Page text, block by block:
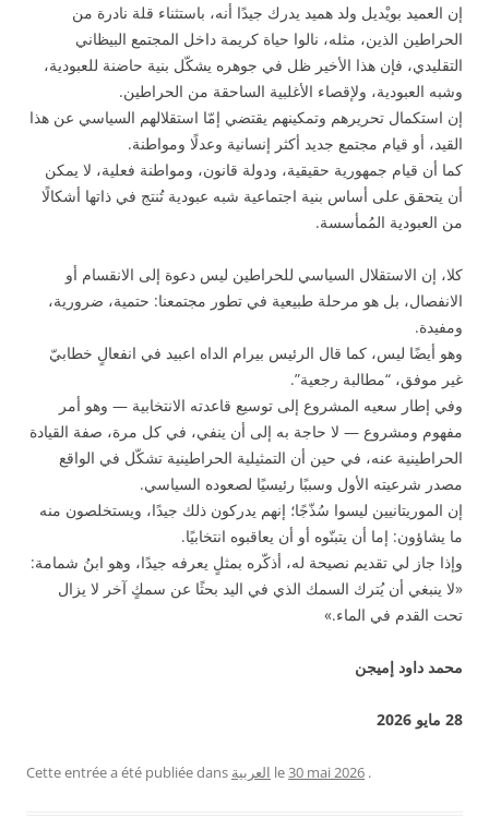
إن العميد بويْديل ولد هميد يدرك جيدًا أنه، باستثناء قلة نادرة من
الحراطين الذين، مثله، نالوا حياة كريمة داخل المجتمع البيظاني
التقليدي، فإن هذا الأخير ظل في جوهره يشكّل بنية حاضنة للعبودية،
وشبه العبودية، ولإقصاء الأغلبية الساحقة من الحراطين.
إن استكمال تحريرهم وتمكينهم يقتضي إمّا استقلالهم السياسي عن هذا
القيد، أو قيام مجتمع جديد أكثر إنسانية وعدلًا ومواطنة.
كما أن قيام جمهورية حقيقية، ودولة قانون، ومواطنة فعلية، لا يمكن
أن يتحقق على أساس بنية اجتماعية شبه عبودية تُنتج في ذاتها أشكالًا
من العبودية المُمأسسة.
كلا، إن الاستقلال السياسي للحراطين ليس دعوة إلى الانقسام أو
الانفصال، بل هو مرحلة طبيعية في تطور مجتمعنا: حتمية، ضرورية،
ومفيدة.
وهو أيضًا ليس، كما قال الرئيس بيرام الداه اعبيد في انفعالٍ خطابيّ
غير موفق، “مطالبة رجعية”.
وفي إطار سعيه المشروع إلى توسيع قاعدته الانتخابية — وهو أمر
مفهوم ومشروع — لا حاجة به إلى أن ينفي، في كل مرة، صفة القيادة
الحراطينية عنه، في حين أن التمثيلية الحراطينية تشكّل في الواقع
مصدر شرعيته الأول وسببًا رئيسيًا لصعوده السياسي.
إن الموريتانيين ليسوا سُذّجًا؛ إنهم يدركون ذلك جيدًا، ويستخلصون منه
ما يشاؤون: إما أن يتبنّوه أو أن يعاقبوه انتخابيًا.
وإذا جاز لي تقديم نصيحة له، أذكّره بمثلٍ يعرفه جيدًا، وهو ابنُ شمامة:
«لا ينبغي أن يُترك السمك الذي في اليد بحثًا عن سمكٍ آخر لا يزال
تحت القدم في الماء.»
محمد داود إميجن
28 مايو 2026
Cette entrée a été publiée dans العربية le30 mai 2026 .